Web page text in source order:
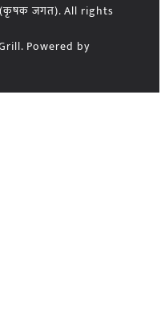
जगत). All rights
Powered by